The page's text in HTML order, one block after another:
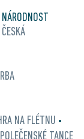
NÁRODNOST
ČESKÁ
NA FLÉTNU •
TANCE